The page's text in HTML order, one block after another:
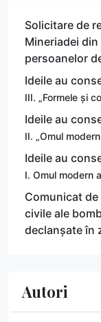
Solicitare de
Mineriadei
persoanelor
Ideile au
III. „Formele și
Ideile au
II. „Omul
Ideile au
I. Omul modern
Comunicat
civile ale
declanșate în
Autori